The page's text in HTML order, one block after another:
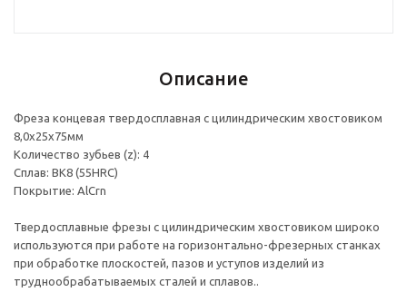
Описание
Фреза концевая твердосплавная с цилиндрическим хвостовиком
8,0х25х75мм
Количество зубьев (z): 4
Сплав: ВК8 (55HRC)
Покрытие: AlCrn
Твердосплавные фрезы с цилиндрическим хвостовиком широко
используются при работе на горизонтально-фрезерных станках
при обработке плоскостей, пазов и уступов изделий из
труднообрабатываемых сталей и сплавов..